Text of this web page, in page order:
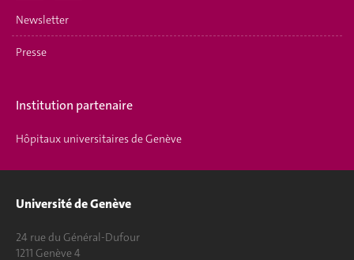
Newsletter
Presse
Institution partenaire
Hôpitaux universitaires de Genève
Université de Genève
24 rue du Général-Dufour
1211 Genève 4